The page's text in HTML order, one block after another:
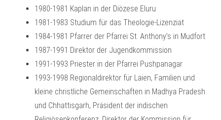
1980-1981 Kaplan in der Diözese Eluru
1981-1983 Studium für das Theologie-Lizenziat
1984-1981 Pfarrer der Pfarrei St. Anthony’s in Mudfort
1987-1991 Direktor der Jugendkommission
1991-1993 Priester in der Pfarrei Pushpanagar
1993-1998 Regionaldirektor für Laien, Familien und
kleine christliche Gemeinschaften in Madhya Pradesh
und Chhattisgarh, Präsident der indischen